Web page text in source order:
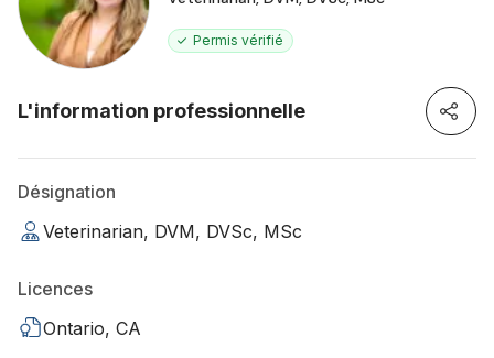
Permis vérifié
L'information professionnelle
Désignation
Veterinarian, DVM, DVSc, MSc
Licences
Ontario, CA